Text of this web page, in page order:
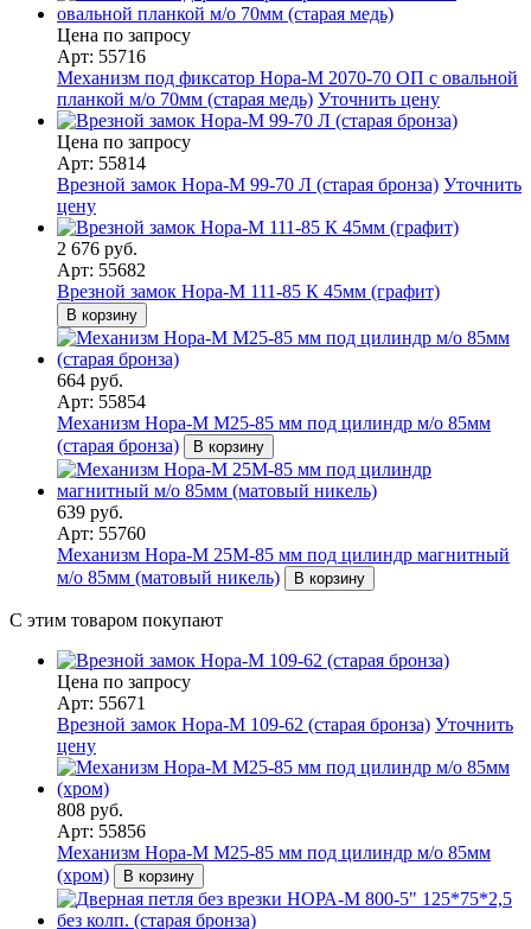
Цена по запросу
Арт: 55716
Механизм под фиксатор Нора-М 2070-70 ОП с овальной
планкой м/о 70мм (старая медь) Уточнить цену
Цена по запросу
Арт: 55814
Врезной замок Нора-М 99-70 Л (старая бронза) Уточнить
цену
2 676 руб.
Арт: 55682
Врезной замок Нора-М 111-85 К 45мм (графит)
В корзину
664 руб.
Арт: 55854
Механизм Нора-М M25-85 мм под цилиндр м/о 85мм
(старая бронза)
В корзину
639 руб.
Арт: 55760
Механизм Нора-М 25М-85 мм под цилиндр магнитный
м/о 85мм (матовый никель)
В корзину
С этим товаром покупают
Цена по запросу
Арт: 55671
Врезной замок Нора-М 109-62 (старая бронза) Уточнить
цену
808 руб.
Арт: 55856
Механизм Нора-М M25-85 мм под цилиндр м/о 85мм
(хром)
В корзину